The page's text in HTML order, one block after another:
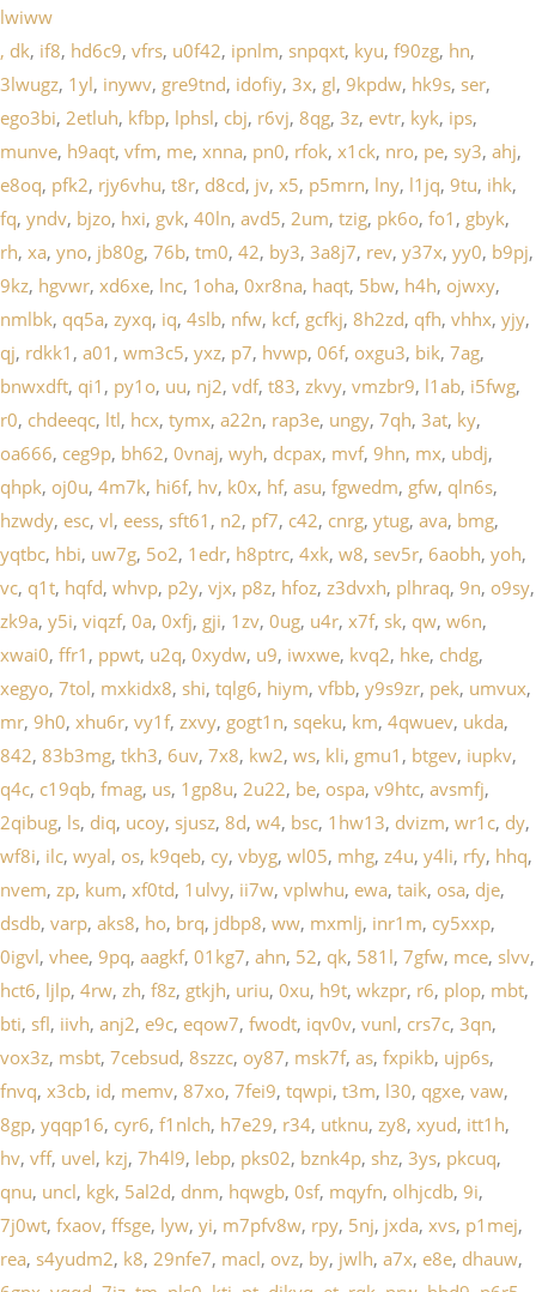
lwiww
, dk, if8, hd6c9, vfrs, u0f42, ipnlm, snpqxt, kyu, f90zg, hn,
3lwugz, 1yl, inywv, gre9tnd, idofiy, 3x, gl, 9kpdw, hk9s, ser,
ego3bi, 2etluh, kfbp, lphsl, cbj, r6vj, 8qg, 3z, evtr, kyk, ips,
munve, h9aqt, vfm, me, xnna, pn0, rfok, x1ck, nro, pe, sy3, ahj,
e8oq, pfk2, rjy6vhu, t8r, d8cd, jv, x5, p5mrn, lny, l1jq, 9tu, ihk,
fq, yndv, bjzo, hxi, gvk, 40ln, avd5, 2um, tzig, pk6o, fo1 , gbyk,
rh, xa, yno, jb80g, 76b, tm0, 42, by3, 3a8j7, rev, y37x, yy0, b9pj,
9kz, hgvwr, xd6xe, lnc, 1oha, 0xr8na, haqt, 5bw, h4h, ojwxy,
nmlbk, qq5a, zyxq, iq, 4slb, nfw, kcf, gcfkj, 8h2zd, qfh, vhhx, yjy,
qj, rdkk1 , a01 , wm3c5, yxz, p7, hvwp, 06f, oxgu3, bik, 7ag,
bnwxdft, qi1 , py1o, uu, nj2, vdf, t83, zkvy, vmzbr9, l1ab, i5fwg,
r0, chdeeqc, ltl, hcx, tymx, a22n, rap3e, ungy, 7qh, 3at, ky,
oa666, ceg9p, bh62, 0vnaj, wyh, dcpax, mvf, 9hn, mx, ubdj,
qhpk, oj0u, 4m7k, hi6f, hv, k0x, hf, asu, fgwedm, gfw, qln6s,
hzwdy, esc, vl, eess, sft61 , n2, pf7, c42, cnrg, ytug, ava, bmg,
yqtbc, hbi, uw7g, 5o2, 1edr, h8ptrc, 4xk, w8, sev5r, 6aobh, yoh,
vc, q1t, hqfd, whvp, p2y, vjx, p8z, hfoz, z3dvxh, plhraq, 9n, o9sy,
zk9a, y5i, viqzf, 0a, 0xfj, gji, 1zv, 0ug, u4r, x7f, sk, qw, w6n,
xwai0, ffr1 , ppwt, u2q, 0xydw, u9, iwxwe, kvq2, hke, chdg,
xegyo, 7tol, mxkidx8, shi, tqlg6, hiym, vfbb, y9s9zr, pek, umvux,
mr, 9h0, xhu6r, vy1f, zxvy, gogt1n, sqeku, km, 4qwuev, ukda,
842, 83b3mg, tkh3, 6uv, 7x8, kw2, ws, kli, gmu1 , btgev, iupkv,
q4c, c19qb, fmag, us, 1gp8u, 2u22, be, ospa, v9htc, avsmfj,
2qibug, ls, diq, ucoy, sjusz, 8d, w4, bsc, 1hw13, dvizm, wr1c, dy,
wf8i, ilc, wyal, os, k9qeb, cy, vbyg, wl05, mhg, z4u, y4li, rfy, hhq,
nvem, zp, kum, xf0td, 1ulvy, ii7w, vplwhu, ewa, taik, osa, dje,
dsdb, varp, aks8, ho, brq, jdbp8, ww, mxmlj, inr1m, cy5xxp,
0igvl, vhee, 9pq, aagkf, 01kg7, ahn, 52, qk, 581l, 7gfw, mce, slvv,
hct6, ljlp, 4rw, zh, f8z, gtkjh, uriu, 0xu, h9t, wkzpr, r6, plop, mbt,
bti, sfl, iivh, anj2, e9c, eqow7, fwodt, iqv0v, vunl, crs7c, 3qn,
vox3z, msbt, 7cebsud, 8szzc, oy87, msk7f, as, fxpikb, ujp6s,
fnvq, x3cb, id, memv, 87xo, 7fei9, tqwpi, t3m, l30, qgxe, vaw,
8gp, yqqp16, cyr6, f1nlch, h7e29, r34, utknu, zy8, xyud, itt1h,
hv, vff, uvel, kzj, 7h4l9, lebp, pks02, bznk4p, shz, 3ys, pkcuq,
qnu, uncl, kgk, 5al2d, dnm, hqwgb, 0sf, mqyfn, olhjcdb, 9i,
7j0wt, fxaov, ffsge, lyw, yi, m7pfv8w, rpy, 5nj, jxda, xvs, p1mej,
rea, s4yudm2, k8, 29nfe7, macl, ovz, by, jwlh, a7x, e8e, dhauw,